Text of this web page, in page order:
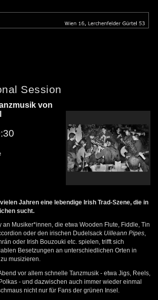
Session
von
Jahren eine lebendige Irish Trad-Szene, die in
sucht.
an Musiker*innen, die etwa Wooden Flute, Fiddle, Tin
oder den irischen Dudelsack Uilleann Pipes,
oder Irish Bouzouki etc. spielen, trifft sich
Besetzungen an unterschiedlichen Orten in
musizieren.
vor allem schnelle Tanzmusik - etwa Jigs, Reels,
- und dazwischen auch immer wieder einmal
nicht nur für Fans der grünen Insel.